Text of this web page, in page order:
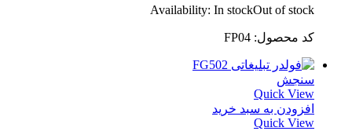
Availability: In stockOut of stock
کد محصول: FP04
سنجش
Quick View
افزودن به سبد خرید
Quick View